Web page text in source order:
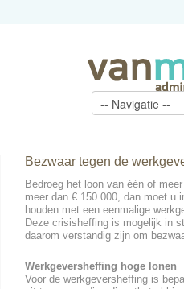
Bezwaar tegen de
Bedroeg het loon van één of
meer dan € 150.000, dan moet u
houden met een eenmalige
Deze crisisheffing is mogelijk in
daarom verstandig zijn om
Werkgeversheffing hoge lonen
Voor de werkgeversheffing is